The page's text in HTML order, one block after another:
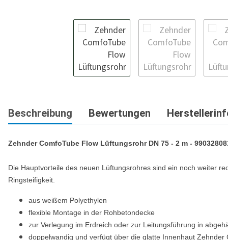
Beschreibung Bewertungen
Zehnder ComfoTube Flow Lüftungsrohr DN 75 - 2 m -
Die Hauptvorteile des neuen Lüftungsrohres sind ein noch weiter
Ringsteifigkeit.
aus weißem Polyethylen
flexible Montage in der Rohbetondecke
zur Verlegung im Erdreich oder zur Leitungsführung in
doppelwandig und verfügt über die glatte Innenhaut Zehnder